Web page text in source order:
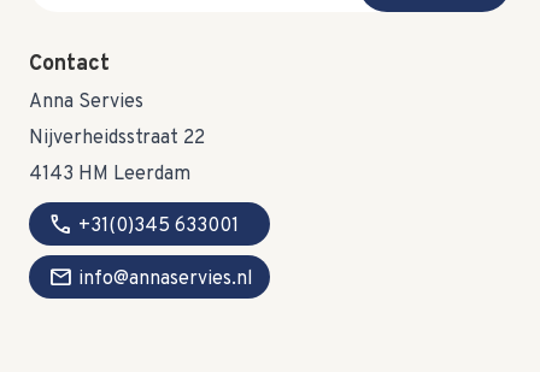
Contact
Anna Servies
Nijverheidsstraat 22
4143 HM Leerdam
call +31(0)345 633001
mail info@annaservies.nl